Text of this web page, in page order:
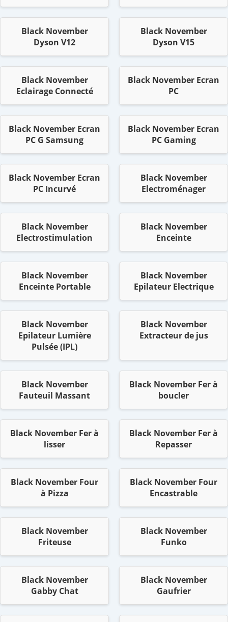
Black November
Dyson V12
Black November
Dyson V15
Black November
Eclairage Connecté
Black November Ecran
PC
Black November Ecran
PC G Samsung
Black November Ecran
PC Gaming
Black November Ecran
PC Incurvé
Black November
Electroménager
Black November
Electrostimulation
Black November
Enceinte
Black November
Enceinte Portable
Black November
Epilateur Electrique
Black November
Epilateur Lumière
Pulsée (IPL)
Black November
Extracteur de jus
Black November
Fauteuil Massant
Black November Fer à
boucler
Black November Fer à
lisser
Black November Fer à
Repasser
Black November Four
à Pizza
Black November Four
Encastrable
Black November
Friteuse
Black November
Funko
Black November
Gabby Chat
Black November
Gaufrier